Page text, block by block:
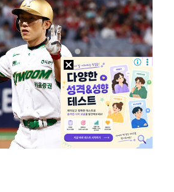
준환, 아이돌 보다 잘생긴 얼굴
준환, 아이돌급 미남
준환, 피겨왕자가 연기하는 성진우